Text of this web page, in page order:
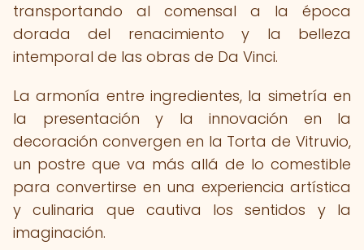
transportando al comensal a la época
dorada del renacimiento y la belleza
intemporal de las obras de Da Vinci.
La armonía entre ingredientes, la simetría en
la presentación y la innovación en la
decoración convergen en la Torta de Vitruvio,
un postre que va más allá de lo comestible
para convertirse en una experiencia artística
y culinaria que cautiva los sentidos y la
imaginación.